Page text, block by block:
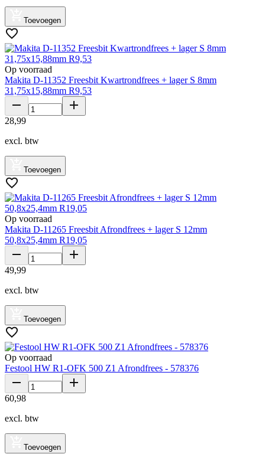
Toevoegen
Op voorraad
Makita D-11352 Freesbit Kwartrondfrees + lager S 8mm
31,75x15,88mm R9,53
28,99
excl. btw
Toevoegen
Op voorraad
Makita D-11265 Freesbit Afrondfrees + lager S 12mm
50,8x25,4mm R19,05
49,99
excl. btw
Toevoegen
Op voorraad
Festool HW R1-OFK 500 Z1 Afrondfrees - 578376
60,98
excl. btw
Toevoegen